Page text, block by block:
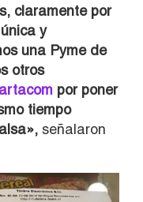
claramente por
y
una Pyme de
otros
por poner
tiempo
señalaron